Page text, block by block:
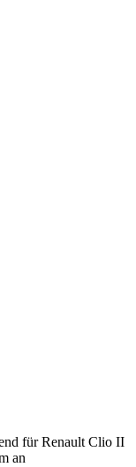
für Renault Clio II
an